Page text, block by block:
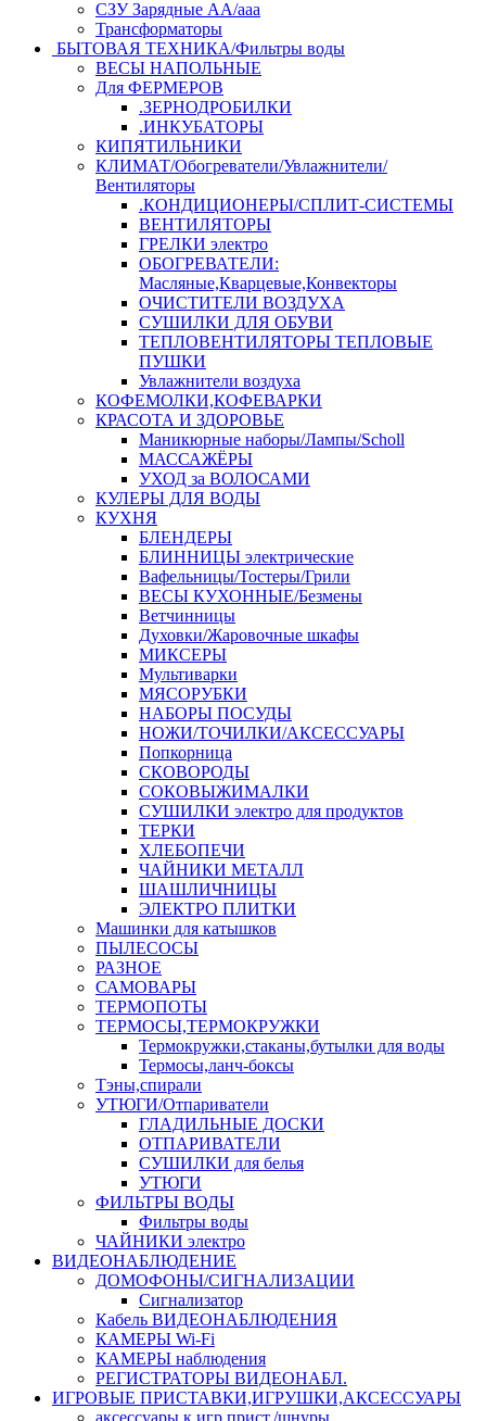
СЗУ Зарядные АА/ааа
Трансформаторы
БЫТОВАЯ ТЕХНИКА/Фильтры воды
ВЕСЫ НАПОЛЬНЫЕ
Для ФЕРМЕРОВ
.ЗЕРНОДРОБИЛКИ
.ИНКУБАТОРЫ
КИПЯТИЛЬНИКИ
КЛИМАТ/Обогреватели/Увлажнители/
Вентиляторы
.КОНДИЦИОНЕРЫ/СПЛИТ-СИСТЕМЫ
ВЕНТИЛЯТОРЫ
ГРЕЛКИ электро
ОБОГРЕВАТЕЛИ:
Масляные,Кварцевые,Конвекторы
ОЧИСТИТЕЛИ ВОЗДУХА
СУШИЛКИ ДЛЯ ОБУВИ
ТЕПЛОВЕНТИЛЯТОРЫ ТЕПЛОВЫЕ
ПУШКИ
Увлажнители воздуха
КОФЕМОЛКИ,КОФЕВАРКИ
КРАСОТА И ЗДОРОВЬЕ
Маникюрные наборы/Лампы/Scholl
МАССАЖЁРЫ
УХОД за ВОЛОСАМИ
КУЛЕРЫ ДЛЯ ВОДЫ
КУХНЯ
БЛЕНДЕРЫ
БЛИННИЦЫ электрические
Вафельницы/Тостеры/Грили
ВЕСЫ КУХОННЫЕ/Безмены
Ветчинницы
Духовки/Жаровочные шкафы
МИКСЕРЫ
Мультиварки
МЯСОРУБКИ
НАБОРЫ ПОСУДЫ
НОЖИ/ТОЧИЛКИ/АКСЕССУАРЫ
Попкорница
СКОВОРОДЫ
СОКОВЫЖИМАЛКИ
СУШИЛКИ электро для продуктов
ТЕРКИ
ХЛЕБОПЕЧИ
ЧАЙНИКИ МЕТАЛЛ
ШАШЛИЧНИЦЫ
ЭЛЕКТРО ПЛИТКИ
Машинки для катышков
ПЫЛЕСОСЫ
РАЗНОЕ
САМОВАРЫ
ТЕРМОПОТЫ
ТЕРМОСЫ,ТЕРМОКРУЖКИ
Термокружки,стаканы,бутылки для воды
Термосы,ланч-боксы
Тэны,спирали
УТЮГИ/Отпариватели
ГЛАДИЛЬНЫЕ ДОСКИ
ОТПАРИВАТЕЛИ
СУШИЛКИ для белья
УТЮГИ
ФИЛЬТРЫ ВОДЫ
Фильтры воды
ЧАЙНИКИ электро
ВИДЕОНАБЛЮДЕНИЕ
ДОМОФОНЫ/СИГНАЛИЗАЦИИ
Сигнализатор
Кабель ВИДЕОНАБЛЮДЕНИЯ
КАМЕРЫ Wi-Fi
КАМЕРЫ наблюдения
РЕГИСТРАТОРЫ ВИДЕОНАБЛ.
ИГРОВЫЕ ПРИСТАВКИ,ИГРУШКИ,АКСЕССУАРЫ
аксесcуары к игр.прист./шнуры